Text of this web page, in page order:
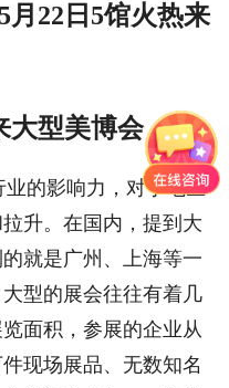
22日5馆火热来
型美博会
的影响力，对于地区
升。在国内，提到大
就是广州、上海等一
型的展会往往有着几
面积，参展的企业从
现场展品、无数知名